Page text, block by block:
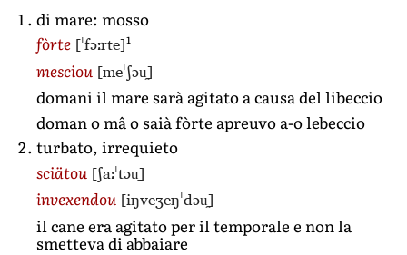
di mare: mosso
fòrte [ˈfɔːrte]1
mesciou [meˈʃɔu̯]
domani il mare sarà agitato a causa del libeccio
doman o mâ o saià fòrte apreuvo a-o lebeccio
turbato, irrequieto
sciätou [ʃaːˈtɔu̯]
invexendou [iŋveʒeŋˈdɔu̯]
il cane era agitato per il temporale e non la
smetteva di abbaiare